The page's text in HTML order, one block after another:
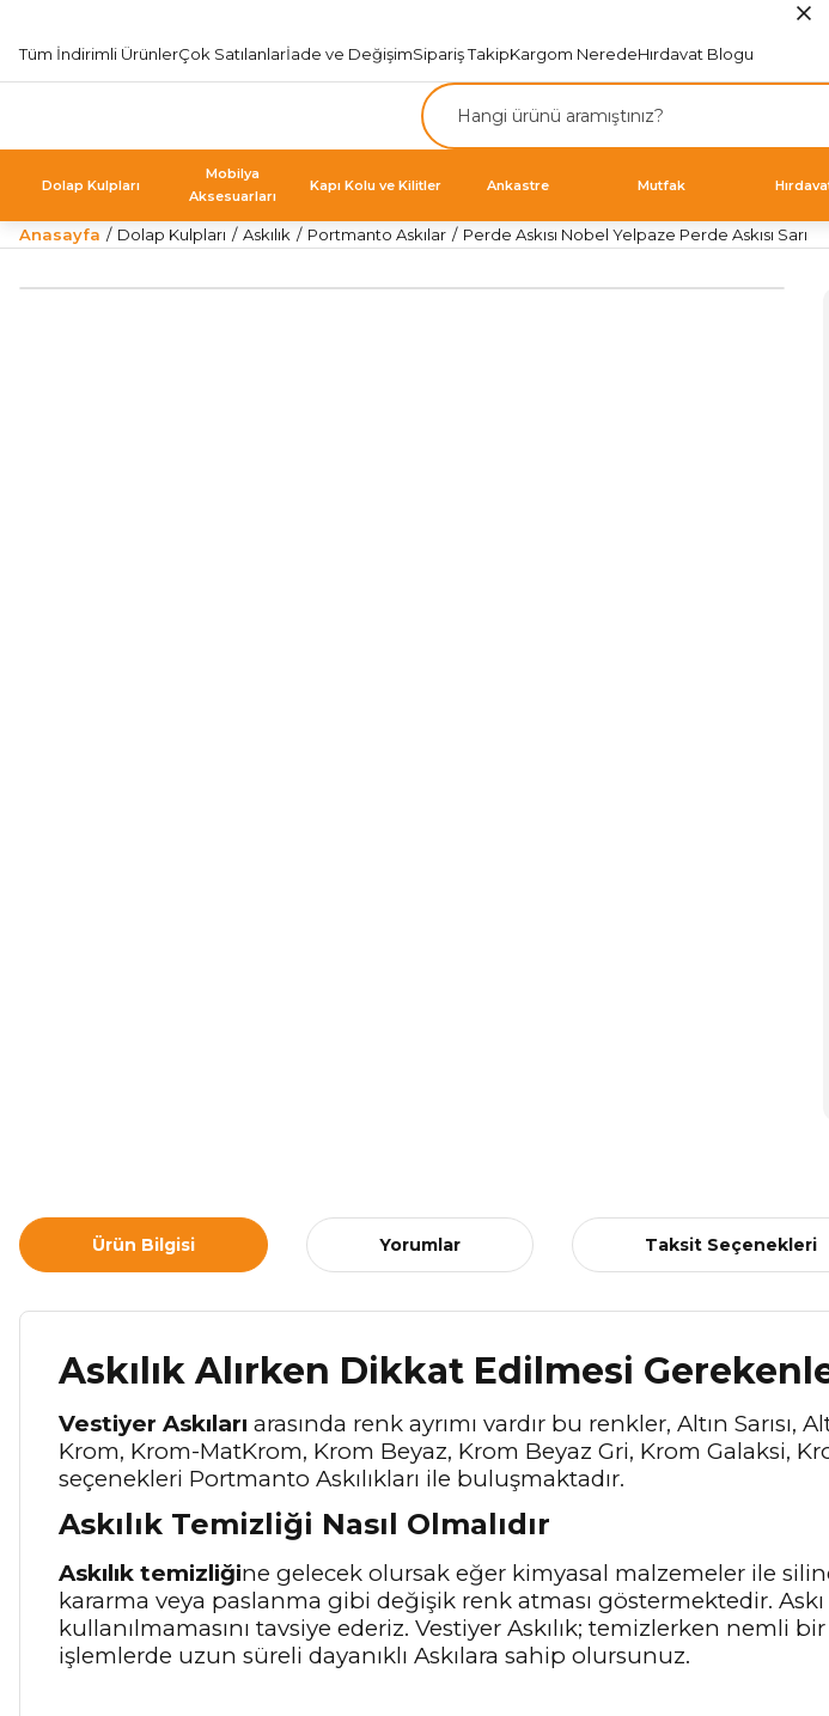
Tüm İndirimli ÜrünlerÇok Satılanlarİade ve DeğişimSipariş TakipKargom NeredeHırdavat Blogu
Dolap Kulpları
Mobilya
Aksesuarları
Kapı Kolu ve Kilitler Ankastre Mutfak
Anasayfa Dolap Kulpları Askılık Portmanto Askılar Perde Askısı Nobel Yelpaze Perde Askısı Sarı
Ürün Bilgisi Yorumlar Taksit Seçenekleri
Askılık Alırken Dikkat Edilmesi
Vestiyer Askıları arasında renk ayrımı vardır bu renkler, Altın Sarısı,
Krom, Krom-MatKrom, Krom Beyaz, Krom Beyaz Gri, Krom Galaksi,
seçenekleri Portmanto Askılıkları ile buluşmaktadır.
Askılık Temizliği Nasıl Olmalıdır
Askılık temizliğine gelecek olursak eğer kimyasal malzemeler ile
kararma veya paslanma gibi değişik renk atması göstermektedir.
kullanılmamasını tavsiye ederiz. Vestiyer Askılık; temizlerken nemli
işlemlerde uzun süreli dayanıklı Askılara sahip olursunuz.